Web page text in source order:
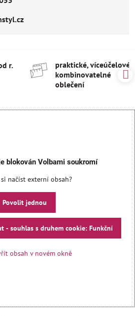
r​.
praktické, víceúčelové
kombinovatelné
oblečení
blokován Volbami soukromí
načíst externí obsah?
Povolit jednou
- souhlas s druhem cookie: Funkční
obsah v novém okně